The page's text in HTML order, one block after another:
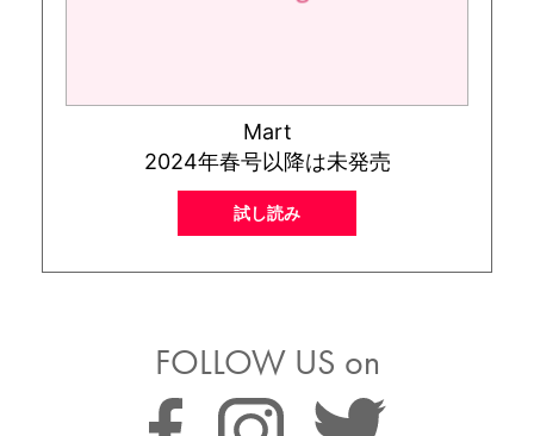
Mart
2024年春号以降は未発売
試し読み
FOLLOW US on